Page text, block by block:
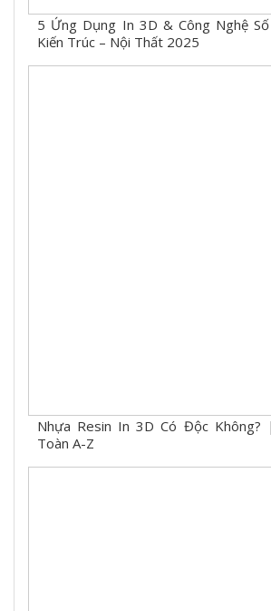
5 Ứng Dụng In 3D & Công Nghệ
Kiến Trúc – Nội Thất 2025
Nhựa Resin In 3D Có Độc
Toàn A-Z